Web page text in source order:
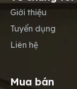
Giới thiệu
Tuyển dụng
Liên hệ
Mua bán